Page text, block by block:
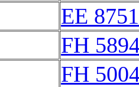
EE 8751
FH
FH